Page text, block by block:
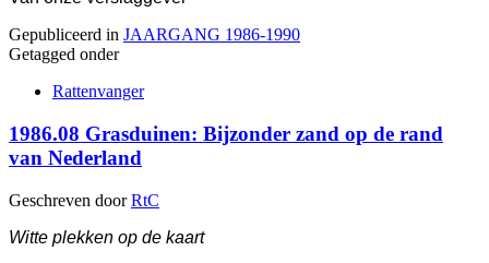
Gepubliceerd in JAARGANG 1986-1990
Getagged onder
Rattenvanger
1986.08 Grasduinen: Bijzonder zand op de rand
van Nederland
Geschreven doorRtC
Witte plekken op de kaart